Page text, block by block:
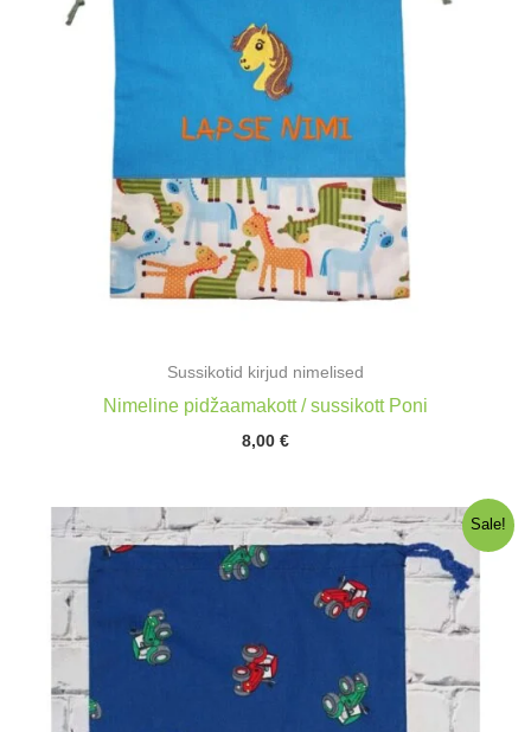
Sussikotid kirjud nimelised
Nimeline pidžaamakott / sussikott Poni
8,00 €
Sale!